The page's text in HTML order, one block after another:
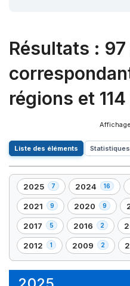
Résultats :
régions et
Liste des éléments Statistiques
2025 7
,
7
élément(s)
2024 16
,
16
élément(s)
2021 9
,
9
élément(s)
2020 9
,
9
élément(s)
,
2017 5
,
5
élément(s)
2016 2
,
2
élément(s)
,
6
2012 1
,
1
2009 2
,
2
,
6